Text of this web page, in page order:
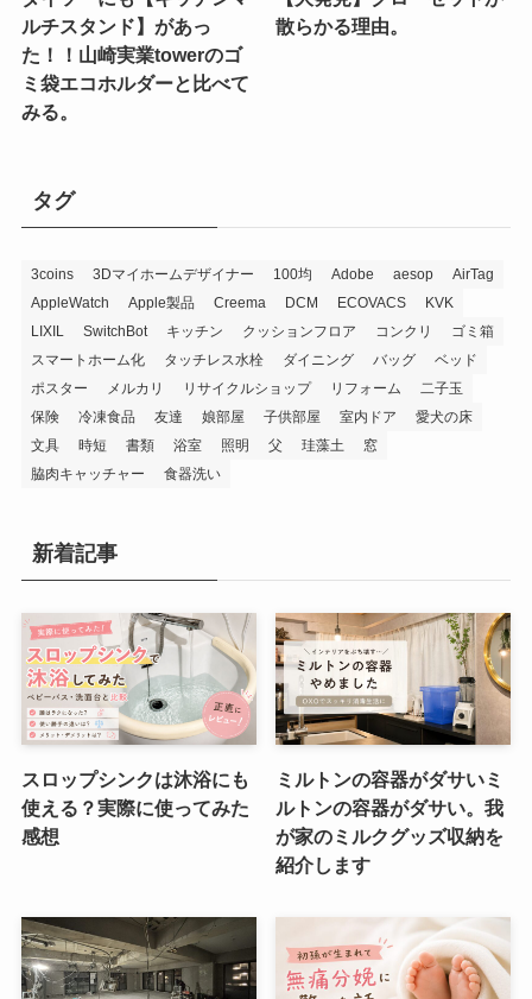
ルチスタンド】があっ
た！！山崎実業towerのゴ
ミ袋エコホルダーと比べて
みる。
散らかる理由。
タグ
3coins 3Dマイホームデザイナー 100均 Adobe aesop
AirTag
AppleWatch
Apple製品 Creema DCM ECOVACS
KVK
LIXIL
SwitchBot キッチン クッションフロア コンクリ
ゴミ箱
スマートホーム化
タッチレス水栓 ダイニング バッグ
ベッド
ポスター
メルカリ リサイクルショップ リフォーム
二子玉
保険
冷凍食品 友達 娘部屋 子供部屋 室内ドア
愛犬の床
文具
時短 書類 浴室 照明 父 珪藻土
窓
脇肉キャッチャー
食器洗い
新着記事
スロップシンクは沐浴にも
使える？実際に使ってみた
感想
ミルトンの容器がダサいミ
ルトンの容器がダサい。我
が家のミルクグッズ収納を
紹介します